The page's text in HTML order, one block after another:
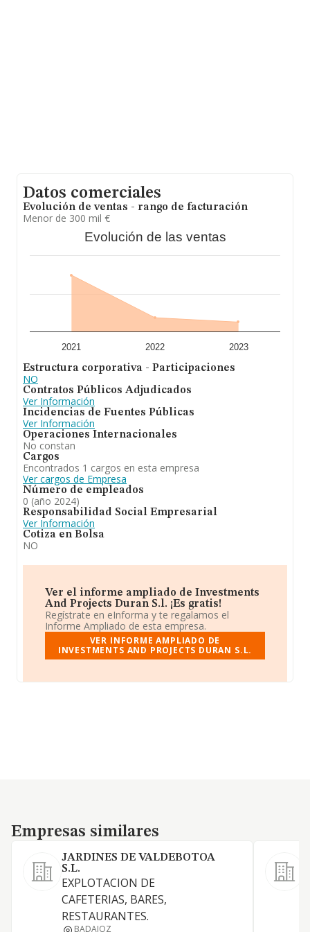
Datos comerciales
Evolución de ventas - rango de facturación
Menor de 300 mil €
Evolución de las ventas
2021 2022 2023
Estructura corporativa - Participaciones
NO
Contratos Públicos Adjudicados
Ver Información
Incidencias de Fuentes Públicas
Ver Información
Operaciones Internacionales
No constan
Cargos
Encontrados 1 cargos en esta empresa
Ver cargos de Empresa
Número de empleados
0 (año 2024)
Responsabilidad Social Empresarial
Ver Información
Cotiza en Bolsa
NO
Ver el informe ampliado de Investments
And Projects Duran S.l. ¡Es gratis!
Regístrate en eInforma y te regalamos el
Informe Ampliado de esta empresa.
VER INFORME AMPLIADO DE
INVESTMENTS AND PROJECTS DURAN S.L.
Empresas similares
Empresas similares
JARDINES DE VALDEBOTOA
S.L.
EXPLOTACION DE
CAFETERIAS, BARES,
RESTAURANTES.
BADAJOZ